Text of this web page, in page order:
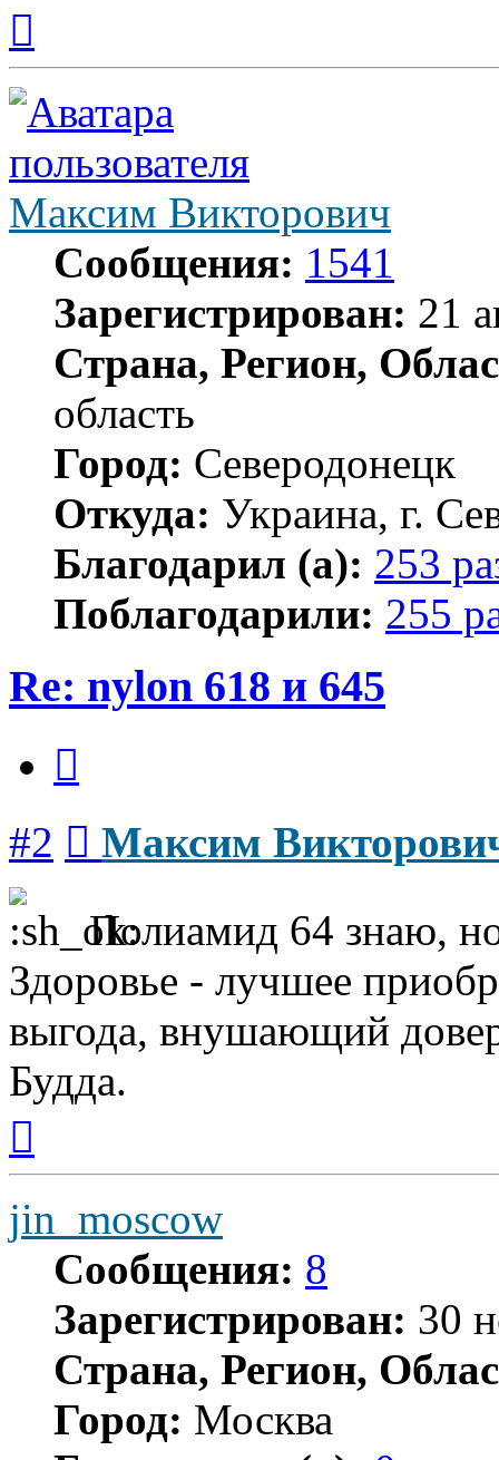
началу
Максим Викторович
Сообщения: 1541
Зарегистрирован: 21
Страна, Регион,
область
Город: Северодонецк
Откуда: Украина, г.
Благодарил (а): 253
Поблагодарили: 255
Re: nylon 618 и 645
#2
Максим
Полиамид 64 знаю,
Здоровье - лучшее
выгода, внушающий
Будда.
началу
jin_moscow
Сообщения: 8
Зарегистрирован: 30
Страна, Регион,
Город: Москва